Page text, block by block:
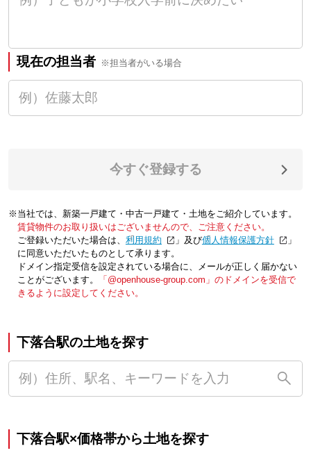
現在の担当者 ※担当者がいる場合
今すぐ登録する
※当社では、新築一戸建て・中古一戸建て・土地をご紹介しています。
賃貸物件のお取り扱いはございませんので、ご注意ください。
ご登録いただいた場合は、「利用規約 」及び「個人情報保護方針
」
に同意いただいたものとして承ります。
ドメイン指定受信を設定されている場合に、メールが正しく届かない
ことがございます。
「@openhouse-group.com」のドメインを受信で
きるように設定してください。
下落合駅の土地を探す
下落合駅×価格帯から土地を探す